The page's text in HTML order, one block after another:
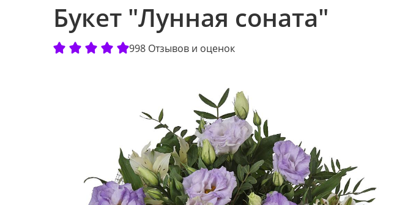
Букет "Лунная соната"
998 Отзывов и оценок